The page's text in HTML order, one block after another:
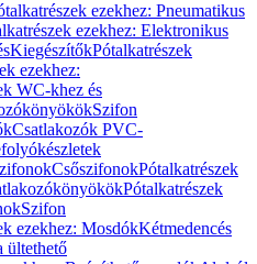
ezekhez: Pneumatikus
ezekhez: Elektronikus
KiegészítőkPótalkatrészek
ezekhez:
WC-khez és
Szifon
Csatlakozók PVC-
CsőszifonokPótalkatrészek
Pótalkatrészek
Szifon
ezekhez: MosdókKétmedencés
ültethető